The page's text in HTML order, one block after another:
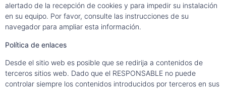
alertado de la recepción de cookies y para impedir su instalación
en su equipo. Por favor, consulte las instrucciones de su
navegador para ampliar esta información.
Política de enlaces
Desde el sitio web es posible que se redirija a contenidos de
terceros sitios web. Dado que el RESPONSABLE no puede
controlar siempre los contenidos introducidos por terceros en sus